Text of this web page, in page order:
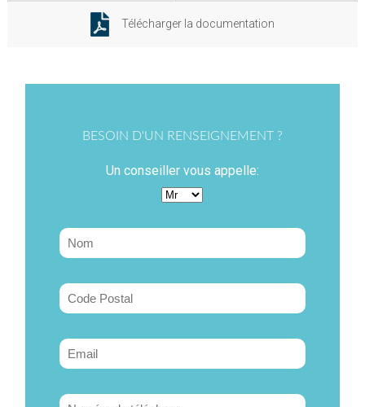
Télécharger la documentation
BESOIN D'UN RENSEIGNEMENT ?
Un conseiller vous appelle: